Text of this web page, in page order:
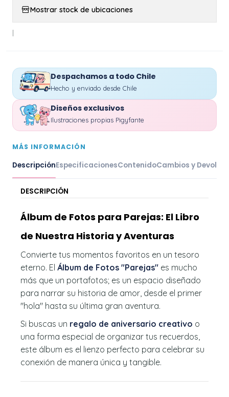
Mostrar stock de ubicaciones
|
Despachamos a todo Chile
Hecho y enviado desde Chile
Diseños exclusivos
Ilustraciones propias Pigyfante
MÁS INFORMACIÓN
DescripciónEspecificacionesContenidoCambios y
DESCRIPCIÓN
Álbum de Fotos para Parejas: El Libro
de Nuestra Historia y Aventuras
Convierte tus momentos favoritos en un tesoro
eterno. El Álbum de Fotos "Parejas" es mucho
más que un portafotos; es un espacio diseñado
para narrar su historia de amor, desde el primer
"hola" hasta su última gran aventura.
Si buscas un regalo de aniversario creativo o
una forma especial de organizar tus recuerdos,
este álbum es el lienzo perfecto para celebrar su
conexión de manera única y tangible.